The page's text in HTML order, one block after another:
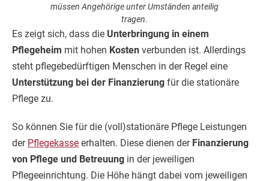
müssen Angehörige unter Umständen anteilig
tragen.
Es zeigt sich, dass die Unterbringung in einem
Pflegeheim mit hohen Kosten verbunden ist. Allerdings
steht pflegebedürftigen Menschen in der Regel eine
Unterstützung bei der Finanzierung für die stationäre
Pflege zu.
So können Sie für die (voll)stationäre Pflege Leistungen
der Pflegekasse erhalten. Diese dienen der Finanzierung
von Pflege und Betreuung in der jeweiligen
Pflegeeinrichtung. Die Höhe hängt dabei vom jeweiligen